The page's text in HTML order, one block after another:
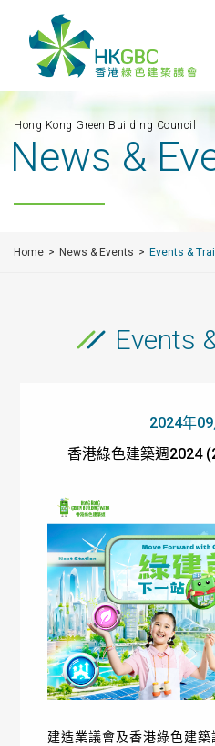
Hong Kong Green Building Council
News &
Home News & Events Events &
Events
2024年09
香港綠色建築週2024
建造業議會及香港綠色建